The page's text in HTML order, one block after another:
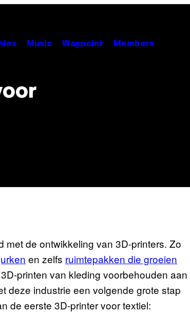
Music Waypoint Members
de ontwikkeling van 3D-printers. Zo
en zelfs ruimtepakken die groeien
printen van kleding voorbehouden aan
deze industrie een volgende grote stap
de eerste 3D-printer voor textiel: